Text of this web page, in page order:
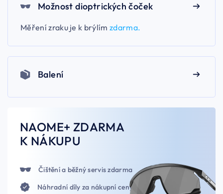
Možnost dioptrických čoček
Měření zraku je k brýlím zdarma.
Balení
NAOME+ ZDARMA
K NÁKUPU
Čištění a běžný servis zdarma
Náhradní díly za nákupní ceny